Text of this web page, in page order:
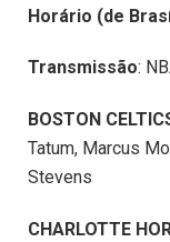
Horário (de
Transmissão:
BOSTON
Tatum, Marcus
Stevens
CHARLOTTE